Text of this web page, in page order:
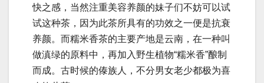
快之感，当然注重美容养颜的妹子们不妨可以试
试这种茶，因为此茶所具有的功效之一便是抗衰
养颜。而糯米香茶的主要产地是云南，在一种叫
做滇绿的原料中，再加入野生植物“糯米香”酿制
而成。古时候的傣族人，不分男女老少都极为喜